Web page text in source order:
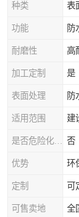
种类 表
功能 防
耐磨性 高
加工定制 是
表面处理 防
适用范围 建
否
优势 环
定制 可
可售卖地 全